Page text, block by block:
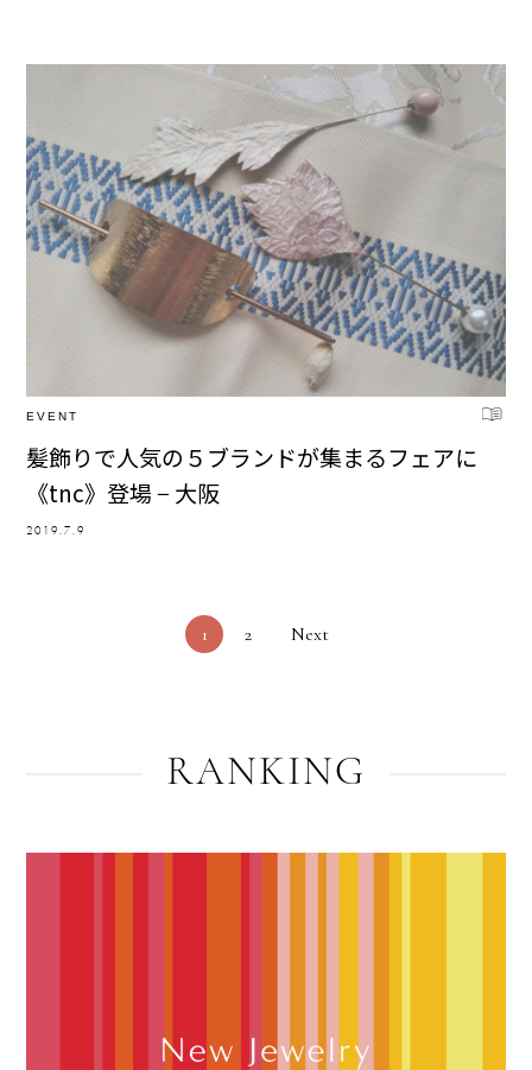
EVENT
髪飾りで人気の５ブランドが集まるフェアに
《tnc》登場 − 大阪
2019.7.9
1 2 Next
RANKING